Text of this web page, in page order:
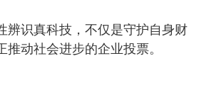
识真科技，不仅是守护自身财
推动社会进步的企业投票。